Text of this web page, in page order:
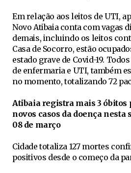
Em relação aos leitos de UTI,
Novo Atibaia conta com vagas
demais, incluindo os leitos
Casa de Socorro, estão
estado grave de Covid-19.
de enfermaria e UTI, também
no momento, totalizando 72
Atibaia registra mais 3 óbitos
novos casos da doença nesta
08 de março
Cidade totaliza 127 mortes
positivos desde o começo da